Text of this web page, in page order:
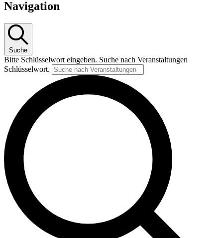
Navigation
Suche
Bitte Schlüsselwort eingeben. Suche nach Veranstaltungen
Schlüsselwort.